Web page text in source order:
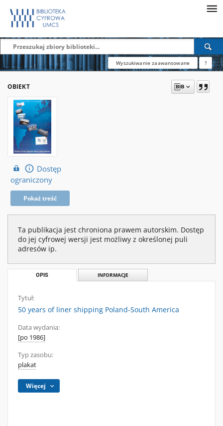
Wyszukiwanie zaawansowane ?
OBIEKT
Dostęp
ograniczony
Pokaż treść
Ta publikacja jest chroniona prawem autorskim. Dostęp
do jej cyfrowej wersji jest możliwy z określonej puli
adresów ip.
OPIS INFORMACJE
Tytuł:
50 years of liner shipping Poland-South America
Data wydania:
[po 1986]
Typ zasobu:
plakat
Więcej